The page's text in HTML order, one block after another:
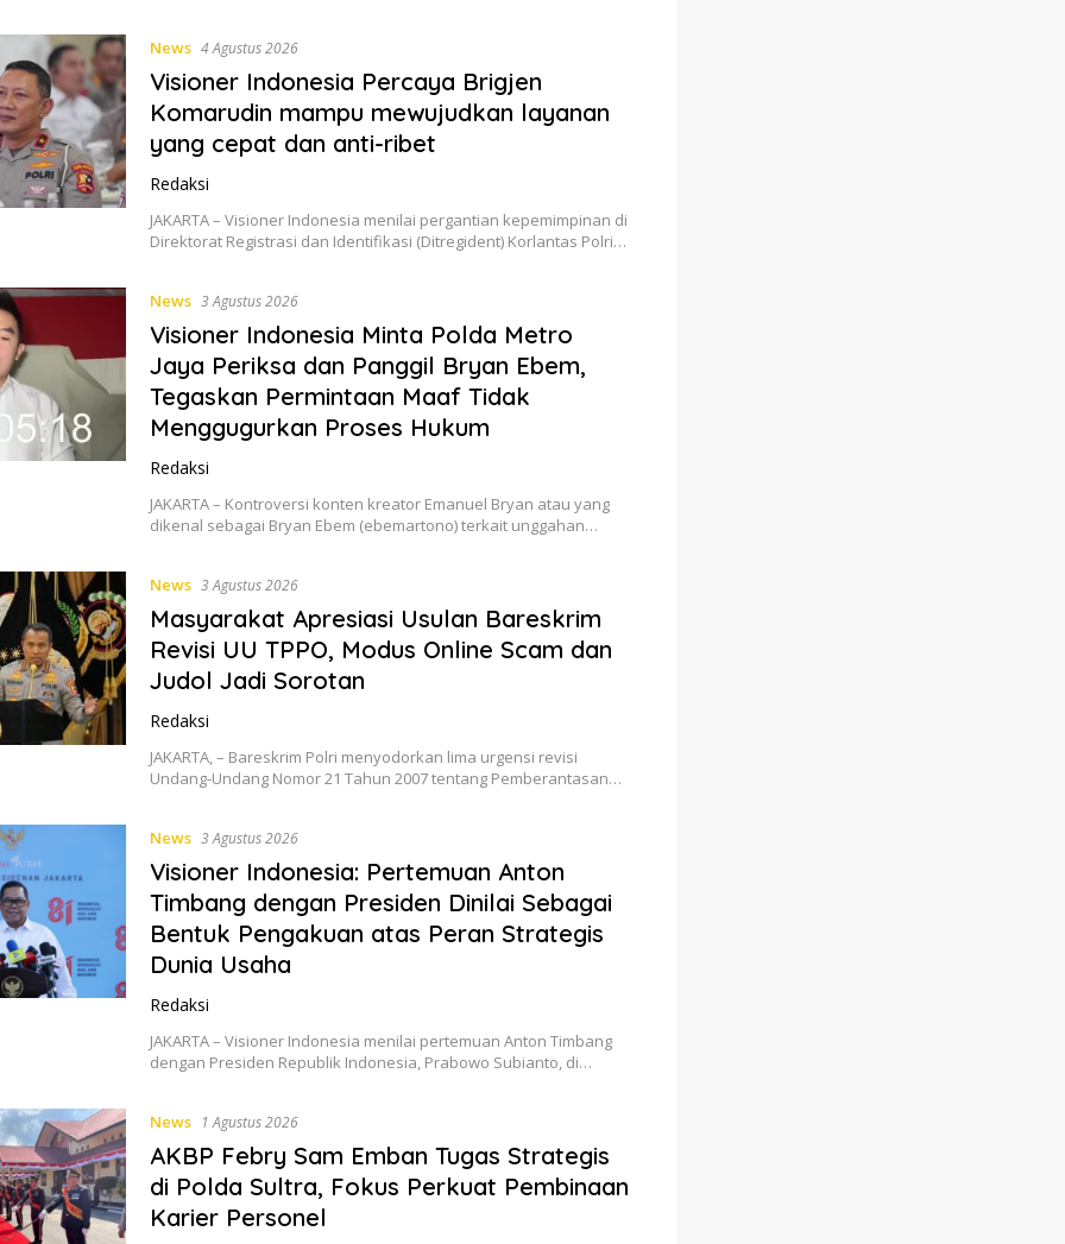
News 4 Agustus 2026
Visioner Indonesia Percaya Brigjen
Komarudin mampu mewujudkan layanan
yang cepat dan anti-ribet
Redaksi
JAKARTA – Visioner Indonesia menilai pergantian kepemimpinan di
Direktorat Registrasi dan Identifikasi (Ditregident) Korlantas Polri…
News 3 Agustus 2026
Visioner Indonesia Minta Polda Metro
Jaya Periksa dan Panggil Bryan Ebem,
Tegaskan Permintaan Maaf Tidak
Menggugurkan Proses Hukum
Redaksi
JAKARTA – Kontroversi konten kreator Emanuel Bryan atau yang
dikenal sebagai Bryan Ebem (ebemartono) terkait unggahan…
News 3 Agustus 2026
Masyarakat Apresiasi Usulan Bareskrim
Revisi UU TPPO, Modus Online Scam dan
Judol Jadi Sorotan
Redaksi
JAKARTA, – Bareskrim Polri menyodorkan lima urgensi revisi
Undang-Undang Nomor 21 Tahun 2007 tentang Pemberantasan…
News 3 Agustus 2026
Visioner Indonesia: Pertemuan Anton
Timbang dengan Presiden Dinilai Sebagai
Bentuk Pengakuan atas Peran Strategis
Dunia Usaha
Redaksi
JAKARTA – Visioner Indonesia menilai pertemuan Anton Timbang
dengan Presiden Republik Indonesia, Prabowo Subianto, di…
News 1 Agustus 2026
AKBP Febry Sam Emban Tugas Strategis
di Polda Sultra, Fokus Perkuat Pembinaan
Karier Personel